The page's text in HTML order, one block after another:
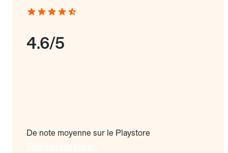
4.6/5
De note moyenne sur le Playstore